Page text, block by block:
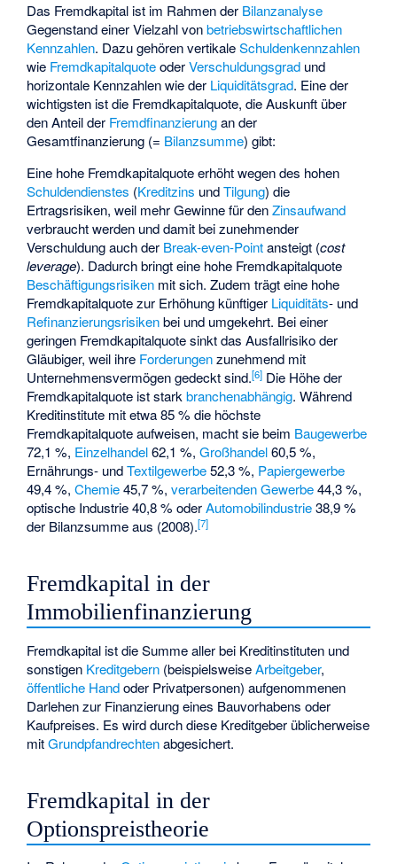
Das Fremdkapital ist im Rahmen der Bilanzanalyse
Gegenstand einer Vielzahl vonbetriebswirtschaftlichen
Kennzahlen. Dazu gehören vertikaleSchuldenkennzahlen
wie FremdkapitalquoteoderVerschuldungsgrad und
horizontale Kennzahlen wie der Liquiditätsgrad. Eine der
wichtigsten ist die Fremdkapitalquote, die Auskunft über
den Anteil der Fremdfinanzierungan der
Gesamtfinanzierung (= Bilanzsumme) gibt:
Eine hohe Fremdkapitalquote erhöht wegen des hohen
Schuldendienstes (Kreditzins undTilgung) die
Ertragsrisiken, weil mehr Gewinne für denZinsaufwand
verbraucht werden und damit bei zunehmender
Verschuldung auch der Break-even-Pointansteigt (cost
leverage). Dadurch bringt eine hohe Fremdkapitalquote
Beschäftigungsrisiken mit sich. Zudem trägt eine hohe
Fremdkapitalquote zur Erhöhung künftiger Liquiditäts- und
Refinanzierungsrisikenbei und umgekehrt. Bei einer
geringen Fremdkapitalquote sinkt das Ausfallrisiko der
Gläubiger, weil ihre Forderungenzunehmend mit
Unternehmensvermögen gedeckt sind.[6] Die Höhe der
Fremdkapitalquote ist starkbranchenabhängig. Während
Kreditinstitute mit etwa 85 % die höchste
Fremdkapitalquote aufweisen, macht sie beim Baugewerbe
72,1 %, Einzelhandel62,1 %,Großhandel60,5 %,
Ernährungs- undTextilgewerbe52,3 %, Papiergewerbe
49,4 %,Chemie45,7 %,verarbeitenden Gewerbe44,3 %,
optische Industrie 40,8 % oderAutomobilindustrie38,9 %
der Bilanzsumme aus (2008).[7]
Fremdkapital in der
Immobilienfinanzierung
Fremdkapital ist die Summe aller bei Kreditinstituten und
sonstigen Kreditgebern (beispielsweiseArbeitgeber,
öffentliche Handoder Privatpersonen) aufgenommenen
Darlehen zur Finanzierung eines Bauvorhabens oder
Kaufpreises. Es wird durch diese Kreditgeber üblicherweise
mitGrundpfandrechtenabgesichert.
Fremdkapital in der
Optionspreistheorie